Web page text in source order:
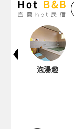
泡湯趣